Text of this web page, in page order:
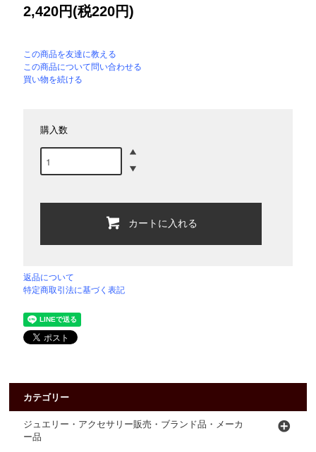
2,420円(税220円)
この商品を友達に教える
この商品について問い合わせる
買い物を続ける
購入数
カートに入れる
返品について
特定商取引法に基づく表記
カテゴリー
ジュエリー・アクセサリー販売・ブランド品・メーカ
ー品